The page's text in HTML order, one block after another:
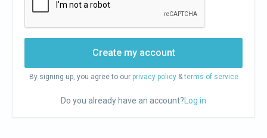
Create my account
By signing up, you agree to our privacy policy&terms of service
Do you already have an account? Log in